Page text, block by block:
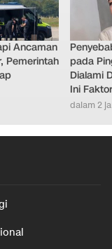
Ancaman
Pemerintah
pada
Dialami
Ini
dalam 2